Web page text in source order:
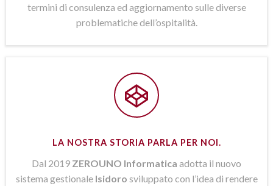
termini di consulenza ed aggiornamento sulle diverse
problematiche dell’ospitalità.
LA NOSTRA STORIA PARLA PER NOI.
Dal 2019 ZEROUNO Informatica adotta il nuovo
sistema gestionale Isidoro sviluppato con l’idea di rendere